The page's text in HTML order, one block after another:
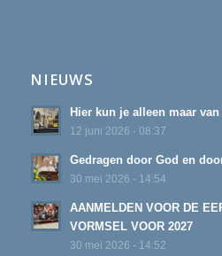
NIEUWS
Hier kun je alleen maar
12 juni 2026 - 08:37
Gedragen door God en
30 mei 2026 - 14:54
AANMELDEN VOOR DE
VORMSEL VOOR 2027
30 mei 2026 - 14:52